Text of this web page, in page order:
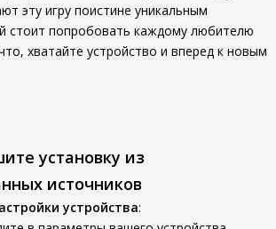
эту игру поистине уникальным
стоит попробовать каждому любителю
хватайте устройство и вперед к новым
установку из
источников
устройства: